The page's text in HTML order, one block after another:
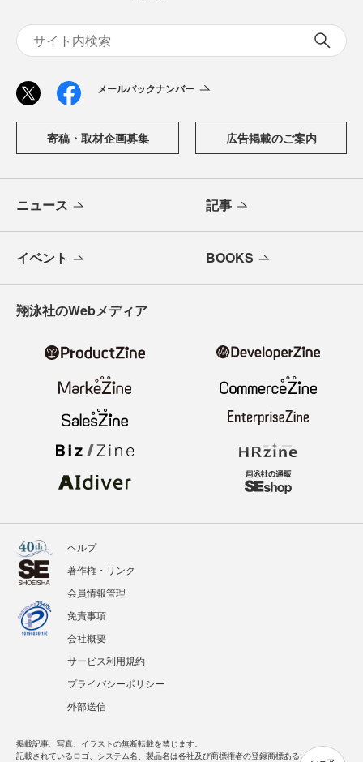
メールバックナンバー
寄稿・取材企画募集 広告掲載のご案内
ニュース 記事
イベント BOOKS
翔泳社のWebメディア
ヘルプ
著作権・リンク
会員情報管理
免責事項
会社概要
サービス利用規約
プライバシーポリシー
外部送信
掲載記事、写真、イラストの無断転載を禁じます。
記載されているロゴ、システム名、製品名は各社及び商標権者の登録商標あるいは商標で